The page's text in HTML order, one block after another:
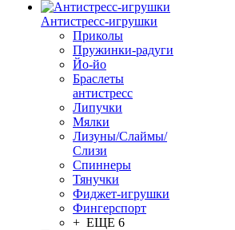
Антистресс-игрушки
Приколы
Пружинки-радуги
Йо-йо
Браслеты
антистресс
Липучки
Мялки
Лизуны/Слаймы/
Слизи
Спиннеры
Тянучки
Фиджет-игрушки
Фингерспорт
+ ЕЩЕ 6